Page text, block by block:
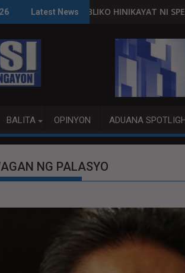
Latest News
NG RPVARANI SPEAKER DY NA MAKILAHOK
BALITA OPINYON ADUANA
NG PALASYO